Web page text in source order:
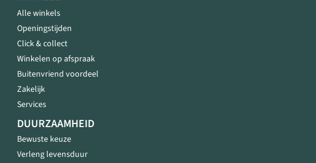
Alle winkels
Openingstijden
Click & collect
Winkelen op afspraak
Buitenvriend voordeel
Zakelijk
Services
DUURZAAMHEID
Bewuste keuze
Verleng levensduur